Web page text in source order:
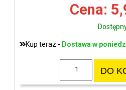
Cena:
Kup teraz - Dostawa w
DO